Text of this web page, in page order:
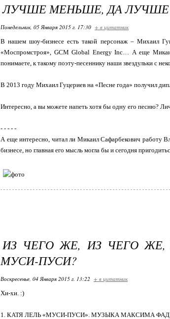
ЛУЧШЕ МЕНЬШЕ, ДА ЛУЧШЕ
Понедельник, 05 Января 2015 г. 17:30 + в цитатник
В нашем шоу-бизнесе есть такой персонаж – Михаил
«Моспромстроя», GCM Global Energy Inc… А еще Микаил
понимаете, к такому поэту-песеннику наши звездульки с
В 2013 году Михаил Гуцериев на «Песне года» получил
Интересно, а вы можете напеть хотя бы одну его песню?
- - - - -
А еще интересно, читал ли Микаил Сафарбекович работу
бизнесе, но главная его мысль могла бы и сегодня
ИЗ ЧЕГО ЖЕ, ИЗ ЧЕГО
МУСИ-ПУСИ?
Воскресенье, 04 Января 2015 г. 13:22 + в цитатник
Хи-хи. :)
1. КАТЯ ЛЕЛЬ «МУСИ-ПУСИ». МУЗЫКА МАКСИМА